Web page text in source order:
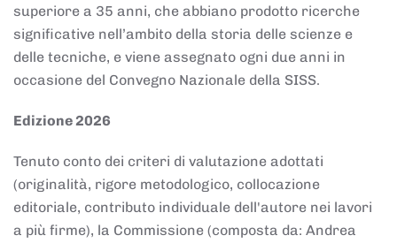
superiore a 35 anni, che abbiano prodotto ricerche
significative nell’ambito della storia delle scienze e
delle tecniche, e viene assegnato ogni due anni in
occasione del Convegno Nazionale della SISS.
Edizione 2026
Tenuto conto dei criteri di valutazione adottati
(originalità, rigore metodologico, collocazione
editoriale, contributo individuale dell'autore nei lavori
a più firme), la Commissione (composta da: Andrea